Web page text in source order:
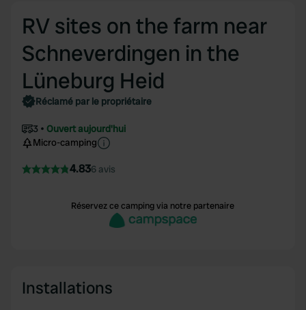
RV sites on the farm near
Schneverdingen in the
Lüneburg Heid
Réclamé par le propriétaire
3
Ouvert aujourd'hui
Micro-camping
4.836 avis
Réservez ce camping via notre partenaire
Installations